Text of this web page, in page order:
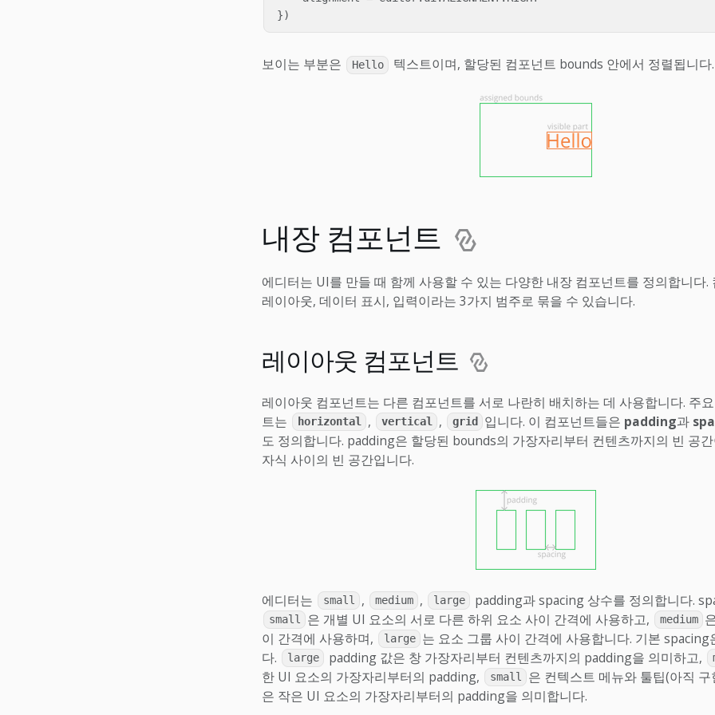
})
보이는 부분은 Hello 텍스트이며, 할당된 컴포넌트 bounds 안에서 정렬됩니다.
내장 컴포넌트
에디터는 UI를 만들 때 함께 사용할 수 있는 다양한 내장 컴포넌트를 정의합니다.
레이아웃, 데이터 표시, 입력이라는 3가지 범주로 묶을 수 있습니다.
레이아웃 컴포넌트
레이아웃 컴포넌트는 다른 컴포넌트를 서로 나란히 배치하는 데 사용합니다. 주
트는
horizontal , vertical , grid 입니다. 이 컴포넌트들은 padding과
도 정의합니다. padding은 할당된 bounds의 가장자리부터 컨텐츠까지의 빈 공
자식 사이의 빈 공간입니다.
에디터는 small , medium , large padding과 spacing 상수를 정의합니다.
small 은 개별 UI 요소의 서로 다른 하위 요소 사이 간격에 사용하고, medium
이 간격에 사용하며,
large 는 요소 그룹 사이 간격에 사용합니다. 기본 spacing
다.
large padding 값은 창 가장자리부터 컨텐츠까지의 padding을 의미하고,
한 UI 요소의 가장자리부터의 padding,
small
은 컨텍스트 메뉴와 툴팁(아직
은 작은 UI 요소의 가장자리부터의 padding을 의미합니다.